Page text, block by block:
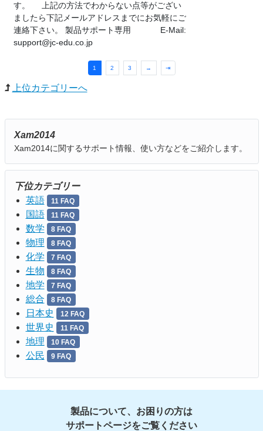
す。 上記の方法でわからない点等がござい
ましたら下記メールアドレスまでにお気軽にご
連絡下さい。 製品サポート専用 E-Mail:
support@jc-edu.co.jp
1 2 3 → ⇥
上位カテゴリーへ
Xam2014
Xam2014に関するサポート情報、使い方などをご紹介します。
下位カテゴリー
英語
11 FAQ
国語 11 FAQ
数学 8 FAQ
物理 8 FAQ
化学 7 FAQ
生物 8 FAQ
地学 7 FAQ
総合 8 FAQ
日本史 12 FAQ
世界史 11 FAQ
地理 10 FAQ
公民 9 FAQ
製品について、お困りの方は
サポートページをご覧ください